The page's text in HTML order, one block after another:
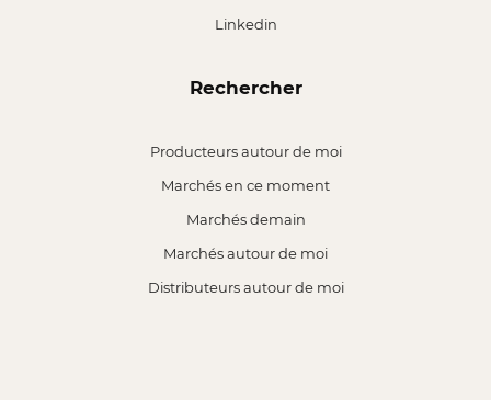
Linkedin
Rechercher
Producteurs autour de moi
Marchés en ce moment
Marchés demain
Marchés autour de moi
Distributeurs autour de moi